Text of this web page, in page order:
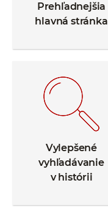
Prehľadnejšia
hlavná stránka
Vylepšené
vyhľadávanie
v histórii